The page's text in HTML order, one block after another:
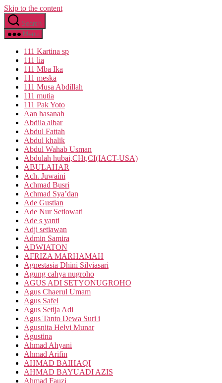
Skip to the content
Search
Menu
111 Kartina sp
111 lia
111 Mba Ika
111 meska
111 Musa Abdillah
111 mutia
111 Pak Yoto
Aan hasanah
Abdila albar
Abdul Fattah
Abdul khalik
Abdul Wahab Usman
Abdulah hubai,CHt,CI(IACT-USA)
ABULAHAR
Ach. Juwaini
Achmad Busri
Achmad Sya’dan
Ade Gustian
Ade Nur Setiowati
Ade s yanti
Adji setiawan
Admin Samira
ADWIATON
AFRIZA MARHAMAH
Agnestasia Dhini Silviasari
Agung cahya nugroho
AGUS ADI SETYONUGROHO
Agus Chaerul Umam
Agus Safei
Agus Setija Adi
Agus Tanto Dewa Suri i
Agusnita Helvi Munar
Agustina
Ahmad Ahyani
Ahmad Arifin
AHMAD BAIHAQI
AHMAD BAYUADI AZIS
Ahmad Fauzi